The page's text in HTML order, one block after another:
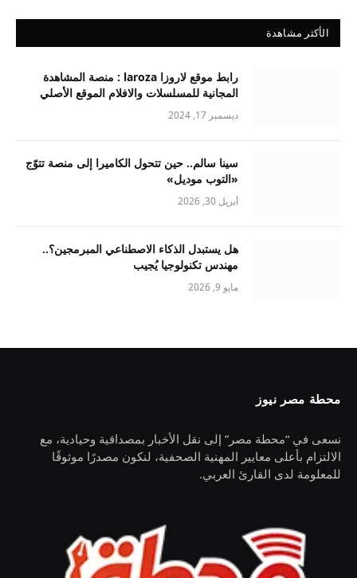
الأكثر مشاهدة
رابط موقع لاروزا laroza : منصة المشاهدة
المجانية للمسلسلات والافلام الموقع الأصلي
ديسمبر 17, 2024
سينا سالم.. حين تتحول الكاميرا إلى منصة تتوّج
«التوب موديل»
أبريل 30, 2026
هل يستبدل الذكاء الاصطناعي المبرمجين؟..
مهندس تكنولوجيا يُجيب
مايو 9, 2026
محطة مصر نيوز
نسعى في “محطة مصر” إلى نقل الأخبار بمصداقية وحيادية، مع
الالتزام بأعلى معايير المهنية الصحفية، لنكون مصدرًا موثوقًا
للمعلومة لدى القارئ العربي.